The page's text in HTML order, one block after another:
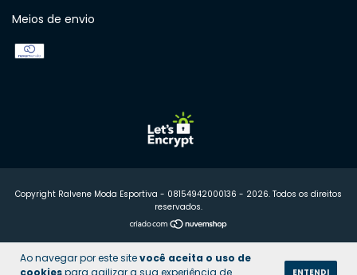
Ao navegar por este sitevocê aceita o uso de
cookiespara agilizar a sua experiência de ENTENDI
Meios de envio
Copyright Ralvene Moda Esportiva - 08154942000136 - 2026. Todos os direitos
reservados.